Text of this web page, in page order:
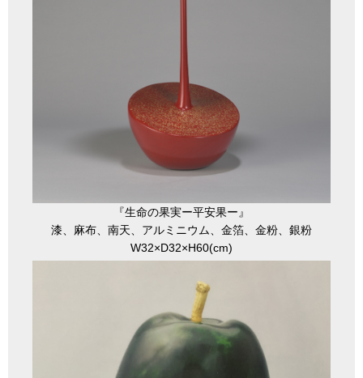
『生命の果実ー平安果ー』
漆、麻布、南天、アルミニウム、金箔、金粉、銀粉
W32×D32×H60(cm)